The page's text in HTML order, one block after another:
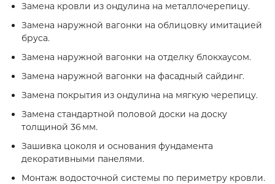
Замена кровли из ондулина на металлочерепицу.
Замена наружной вагонки на облицовку имитацией
бруса.
Замена наружной вагонки на отделку блокхаусом.
Замена наружной вагонки на фасадный сайдинг.
Замена покрытия из ондулина на мягкую черепицу.
Замена стандартной половой доски на доску
толщиной 36 мм.
Зашивка цоколя и основания фундамента
декоративными панелями.
Монтаж водосточной системы по периметру кровли.